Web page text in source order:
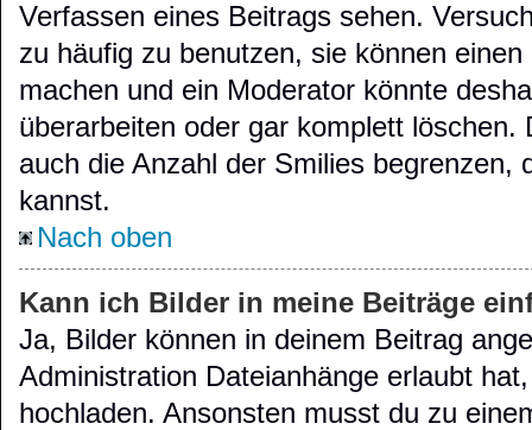
Verfassen eines Beitrags sehen.
zu häufig zu benutzen, sie können
machen und ein Moderator könnte
überarbeiten oder gar komplett löschen.
auch die Anzahl der Smilies begrenzen,
kannst.
Nach oben
Kann ich Bilder in meine Beiträge
Ja, Bilder können in deinem Beitrag
Administration Dateianhänge erlaubt
hochladen. Ansonsten musst du zu